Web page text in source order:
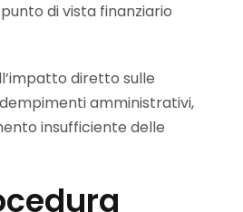
di vista finanziario
diretto sulle
amministrativi,
insufficiente delle